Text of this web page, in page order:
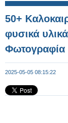
50+
φυσικά
Φωτογραφία
2025-05-05 08:15:22